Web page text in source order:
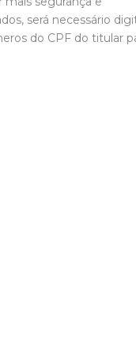
será necessário
do CPF do titular